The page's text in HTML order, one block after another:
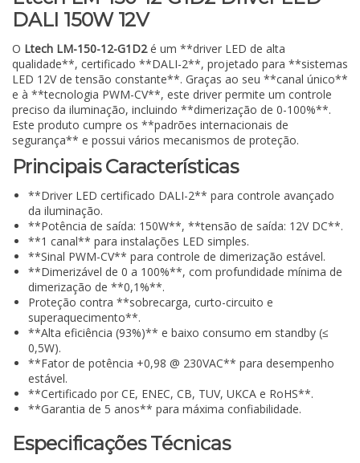
DALI 150W 12V
O Ltech LM-150-12-G1D2é um **driver LED de alta
qualidade**, certificado **DALI-2**, projetado para **sistemas
LED 12V de tensão constante**. Graças ao seu **canal único**
e à **tecnologia PWM-CV**, este driver permite um controle
preciso da iluminação, incluindo **dimerização de 0-100%**.
Este produto cumpre os **padrões internacionais de
segurança** e possui vários mecanismos de proteção.
Principais Características
**Driver LED certificado DALI-2** para controle avançado
da iluminação.
**Potência de saída: 150W**, **tensão de saída: 12V DC**.
**1 canal** para instalações LED simples.
**Sinal PWM-CV** para controle de dimerização estável.
**Dimerizável de 0 a 100%**, com profundidade mínima de
dimerização de **0,1%**.
Proteção contra **sobrecarga, curto-circuito e
superaquecimento**.
**Alta eficiência (93%)** e baixo consumo em standby (≤
0,5W).
**Fator de potência +0,98 @ 230VAC** para desempenho
estável.
**Certificado por CE, ENEC, CB, TUV, UKCA e RoHS**.
**Garantia de 5 anos** para máxima confiabilidade.
Especificações Técnicas